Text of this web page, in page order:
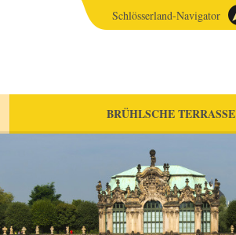
BRÜHLSCHE TERRASSE
Schlösserland-Navigator